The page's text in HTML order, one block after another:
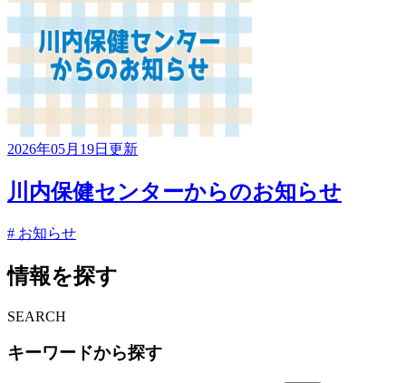
2026年05月19日更新
川内保健センターからのお知らせ
# お知らせ
情報を探す
SEARCH
キーワードから探す